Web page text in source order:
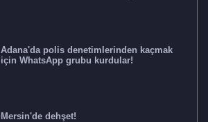
Adana'da polis denetimlerinden kaçmak
için WhatsApp grubu kurdular!
Mersin'de dehşet!